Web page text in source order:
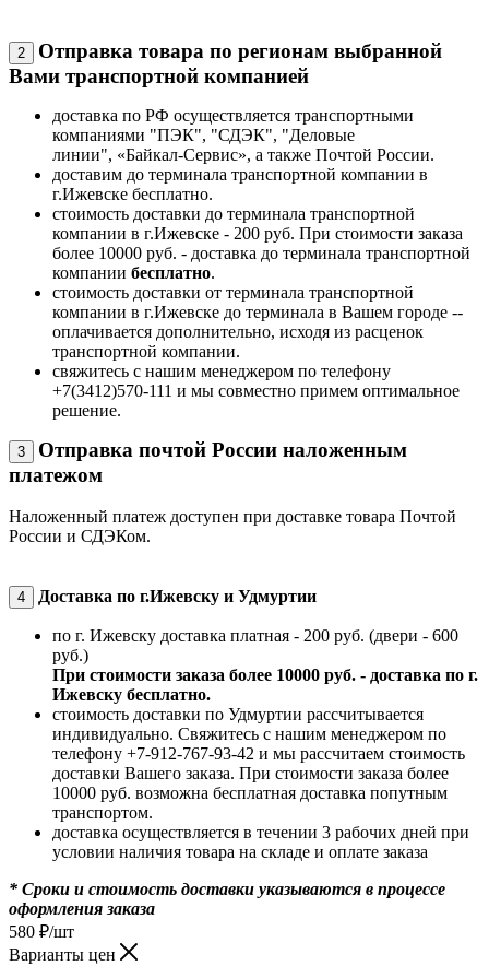
2
Отправка товара по регионам выбранной
Вами транспортной компанией
доставка по РФ осуществляется транспортными
компаниями "ПЭК", "СДЭК", "Деловые
линии", «Байкал-Сервис», а также Почтой России.
доставим до терминала транспортной компании в
г.Ижевске бесплатно.
стоимость доставки до терминала транспортной
компании в г.Ижевске - 200 руб. При стоимости заказа
более 10000 руб. - доставка до терминала транспортной
компании бесплатно.
стоимость доставки от терминала транспортной
компании в г.Ижевске до терминала в Вашем городе --
оплачивается дополнительно, исходя из расценок
транспортной компании.
свяжитесь с нашим менеджером по телефону
+7(3412)570-111 и мы совместно примем оптимальное
решение.
3
Отправка почтой России наложенным
платежом
Наложенный платеж доступен при доставке товара Почтой
России и СДЭКом.
4 Доставка по г.Ижевску и Удмуртии
по г. Ижевску доставка платная - 200 руб. (двери - 600
руб.)
При стоимости заказа более 10000 руб. - доставка по г.
Ижевску бесплатно.
стоимость доставки по Удмуртии рассчитывается
индивидуально. Свяжитесь с нашим менеджером по
телефону +7-912-767-93-42 и мы рассчитаем стоимость
доставки Вашего заказа. При стоимости заказа более
10000 руб. возможна бесплатная доставка попутным
транспортом.
доставка осуществляется в течении 3 рабочих дней при
условии наличия товара на складе и оплате заказа
* Сроки и стоимость доставки указываются в процессе
оформления заказа
580 ₽/шт
Варианты цен